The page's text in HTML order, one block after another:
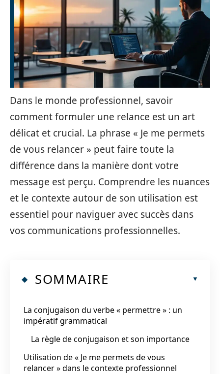
Dans le monde professionnel, savoir
comment formuler une relance est un art
délicat et crucial. La phrase « Je me permets
de vous relancer » peut faire toute la
différence dans la manière dont votre
message est perçu. Comprendre les nuances
et le contexte autour de son utilisation est
essentiel pour naviguer avec succès dans
vos communications professionnelles.
SOMMAIRE
La conjugaison du verbe « permettre » : un
impératif grammatical
La règle de conjugaison et son importance
Utilisation de « Je me permets de vous
relancer » dans le contexte professionnel